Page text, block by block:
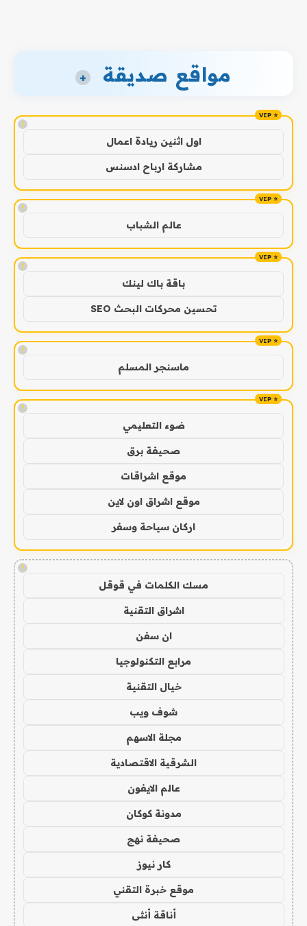
مواقع صديقة +
!
اول اثنين ريادة اعمال
مشاركة ارباح ادسنس
!
عالم الشباب
!
باقة باك لينك
تحسين محركات البحث SEO
!
ماسنجر المسلم
!
ضوء التعليمي
صحيفة برق
موقع اشراقات
موقع اشراق اون لاين
اركان سياحة وسفر
!
مسك الكلمات في قوقل
اشراق التقنية
ان سفن
مرابع التكنولوجيا
خيال التقنية
شوف ويب
مجلة الاسهم
الشرقية الاقتصادية
عالم الايفون
مدونة كوكان
صحيفة نهج
كار نيوز
موقع خبرة التقني
أناقة أنثى